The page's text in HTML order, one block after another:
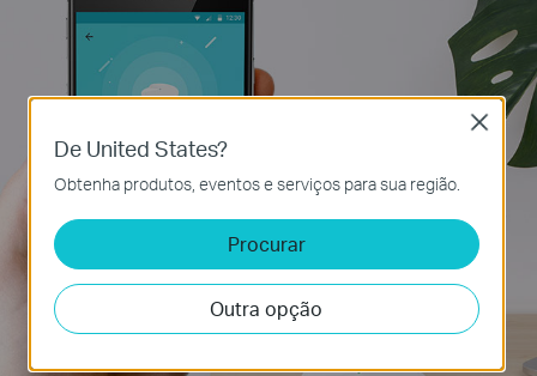
De United States?
Obtenha produtos, eventos e serviços para sua região.
Procurar
Outra opção
Close